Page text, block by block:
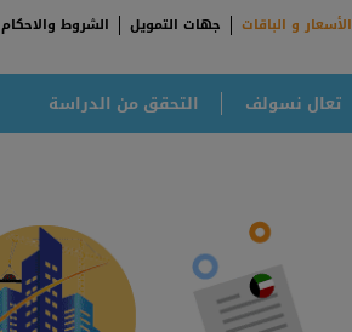
الأسعار و الباقات جهات التمويل الشروط والاحكام
تعال نسولف التحقق من الدراسة